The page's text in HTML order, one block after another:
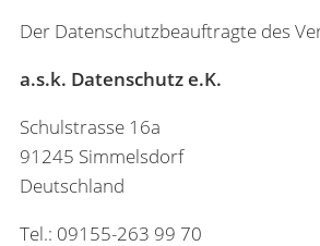
Der Datenschutzbeauftragte des
a.s.k. Datenschutz e.K.
Schulstrasse 16a
91245 Simmelsdorf
Deutschland
Tel.: 09155-263 99 70